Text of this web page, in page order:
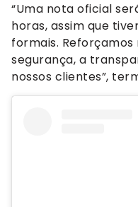
“Uma nota oficial
horas, assim que
formais.
segurança, a
nossos clientes”,